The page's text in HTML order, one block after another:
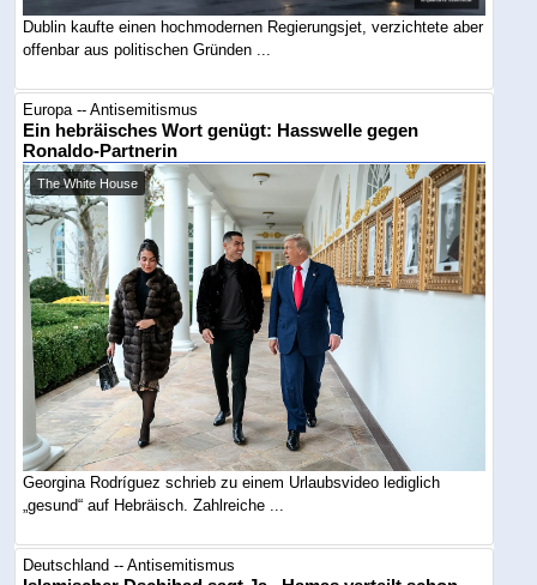
Dublin kaufte einen hochmodernen Regierungsjet, verzichtete aber
offenbar aus politischen Gründen ...
Europa -- Antisemitismus
Ein hebräisches Wort genügt: Hasswelle gegen
Ronaldo-Partnerin
The White House
Georgina Rodríguez schrieb zu einem Urlaubsvideo lediglich
„gesund“ auf Hebräisch. Zahlreiche ...
Deutschland -- Antisemitismus